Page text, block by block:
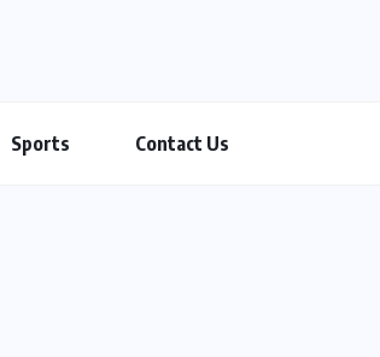
Sports Contact Us